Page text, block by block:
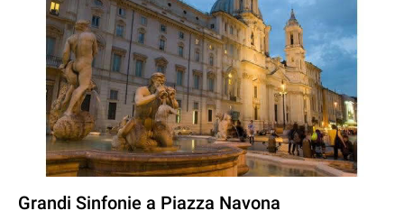
Grandi Sinfonie a Piazza Navona